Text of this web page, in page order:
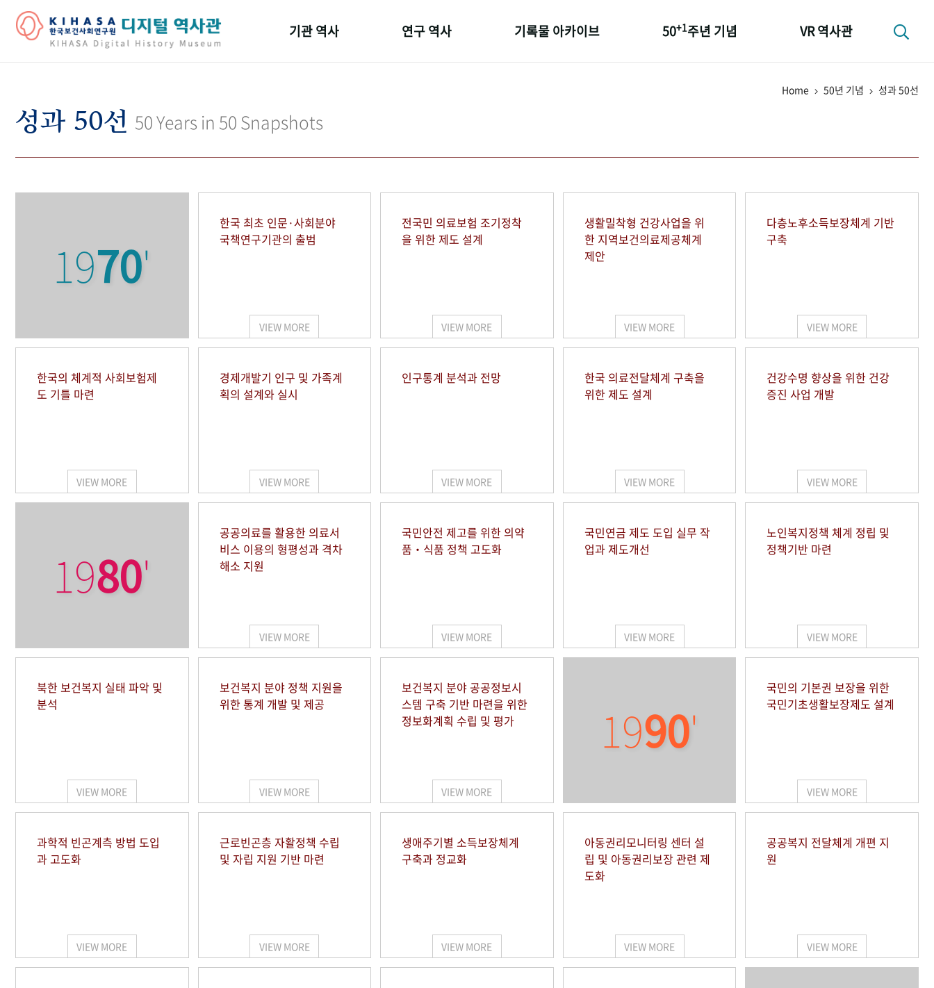
기관 역사
기관 변천사
연구 역사 기록물 아카이브 50+1주년 기념 VR 역사관
Home 50년 기념 성과 50선
성과 50선 50 Years in 50 Snapshots
1970'
한국 최초 인문·사회분야
국책연구기관의 출범
VIEW MORE
전국민 의료보험 조기정착
을 위한 제도 설계
VIEW MORE
생활밀착형 건강사업을 위
한 지역보건의료제공체계
제안
VIEW MORE
다층노후소득보장체계 기반
구축
VIEW MORE
한국의 체계적 사회보험제
도 기틀 마련
VIEW MORE
경제개발기 인구 및 가족계
획의 설계와 실시
VIEW MORE
인구통계 분석과 전망
VIEW MORE
한국 의료전달체계 구축을
위한 제도 설계
VIEW MORE
건강수명 향상을 위한 건강
증진 사업 개발
VIEW MORE
1980'
공공의료를 활용한 의료서
비스 이용의 형평성과 격차
해소 지원
VIEW MORE
국민안전 제고를 위한 의약
품‧식품 정책 고도화
VIEW MORE
국민연금 제도 도입 실무 작
업과 제도개선
VIEW MORE
노인복지정책 체계 정립 및
정책기반 마련
VIEW MORE
북한 보건복지 실태 파악 및
분석
VIEW MORE
보건복지 분야 정책 지원을
위한 통계 개발 및 제공
VIEW MORE
보건복지 분야 공공정보시
스템 구축 기반 마련을 위한
정보화계획 수립 및 평가
VIEW MORE
1990'
국민의 기본권 보장을 위한
국민기초생활보장제도 설계
VIEW MORE
과학적 빈곤계측 방법 도입
과 고도화
VIEW MORE
근로빈곤층 자활정책 수립
및 자립 지원 기반 마련
VIEW MORE
생애주기별 소득보장체계
구축과 정교화
VIEW MORE
아동권리모니터링 센터 설
립 및 아동권리보장 관련 제
도화
VIEW MORE
공공복지 전달체계 개편 지
원
VIEW MORE